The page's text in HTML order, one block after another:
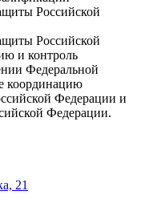
Российской
Российской
и контроль
Федеральной
координацию
Федерации и
Федерации.
21